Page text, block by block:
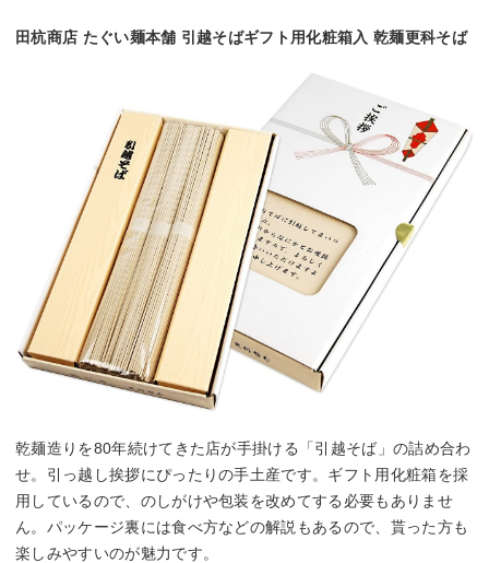
田杭商店 たぐい麺本舗 引越そばギフト用化粧箱入 乾麺更科そば
乾麺造りを80年続けてきた店が手掛ける「引越そば」の詰め合わ
せ。引っ越し挨拶にぴったりの手土産です。ギフト用化粧箱を採
用しているので、のしがけや包装を改めてする必要もありませ
ん。パッケージ裏には食べ方などの解説もあるので、貰った方も
楽しみやすいのが魅力です。